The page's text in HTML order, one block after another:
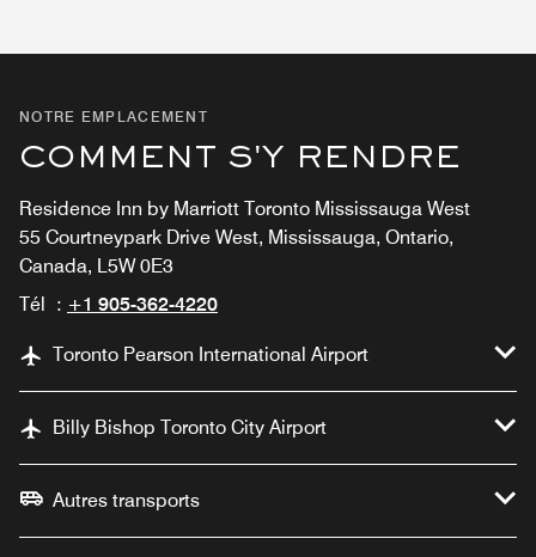
NOTRE EMPLACEMENT
COMMENT S'Y RENDRE
Residence Inn by Marriott Toronto Mississauga West
55 Courtneypark Drive West, Mississauga, Ontario,
Canada, L5W 0E3
Tél : +1 905-362-4220
Toronto Pearson International Airport
Billy Bishop Toronto City Airport
Autres transports